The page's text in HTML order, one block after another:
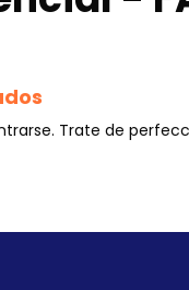
Trate de